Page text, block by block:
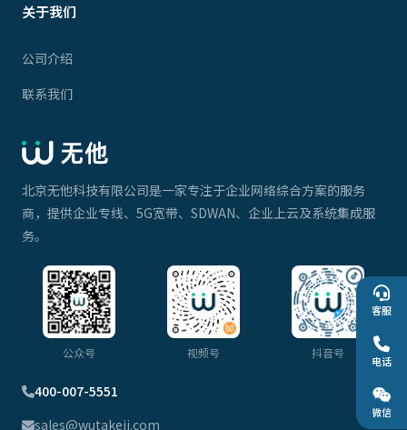
关于我们
公司介绍
联系我们
北京无他科技有限公司是一家专注于企业网络综合方案的服务
商，提供企业专线、5G宽带、SDWAN、企业上云及系统集成服
务。
公众号 视频号 抖音号
400-007-5551
sales@wutakeji.com
客服
电话
微信